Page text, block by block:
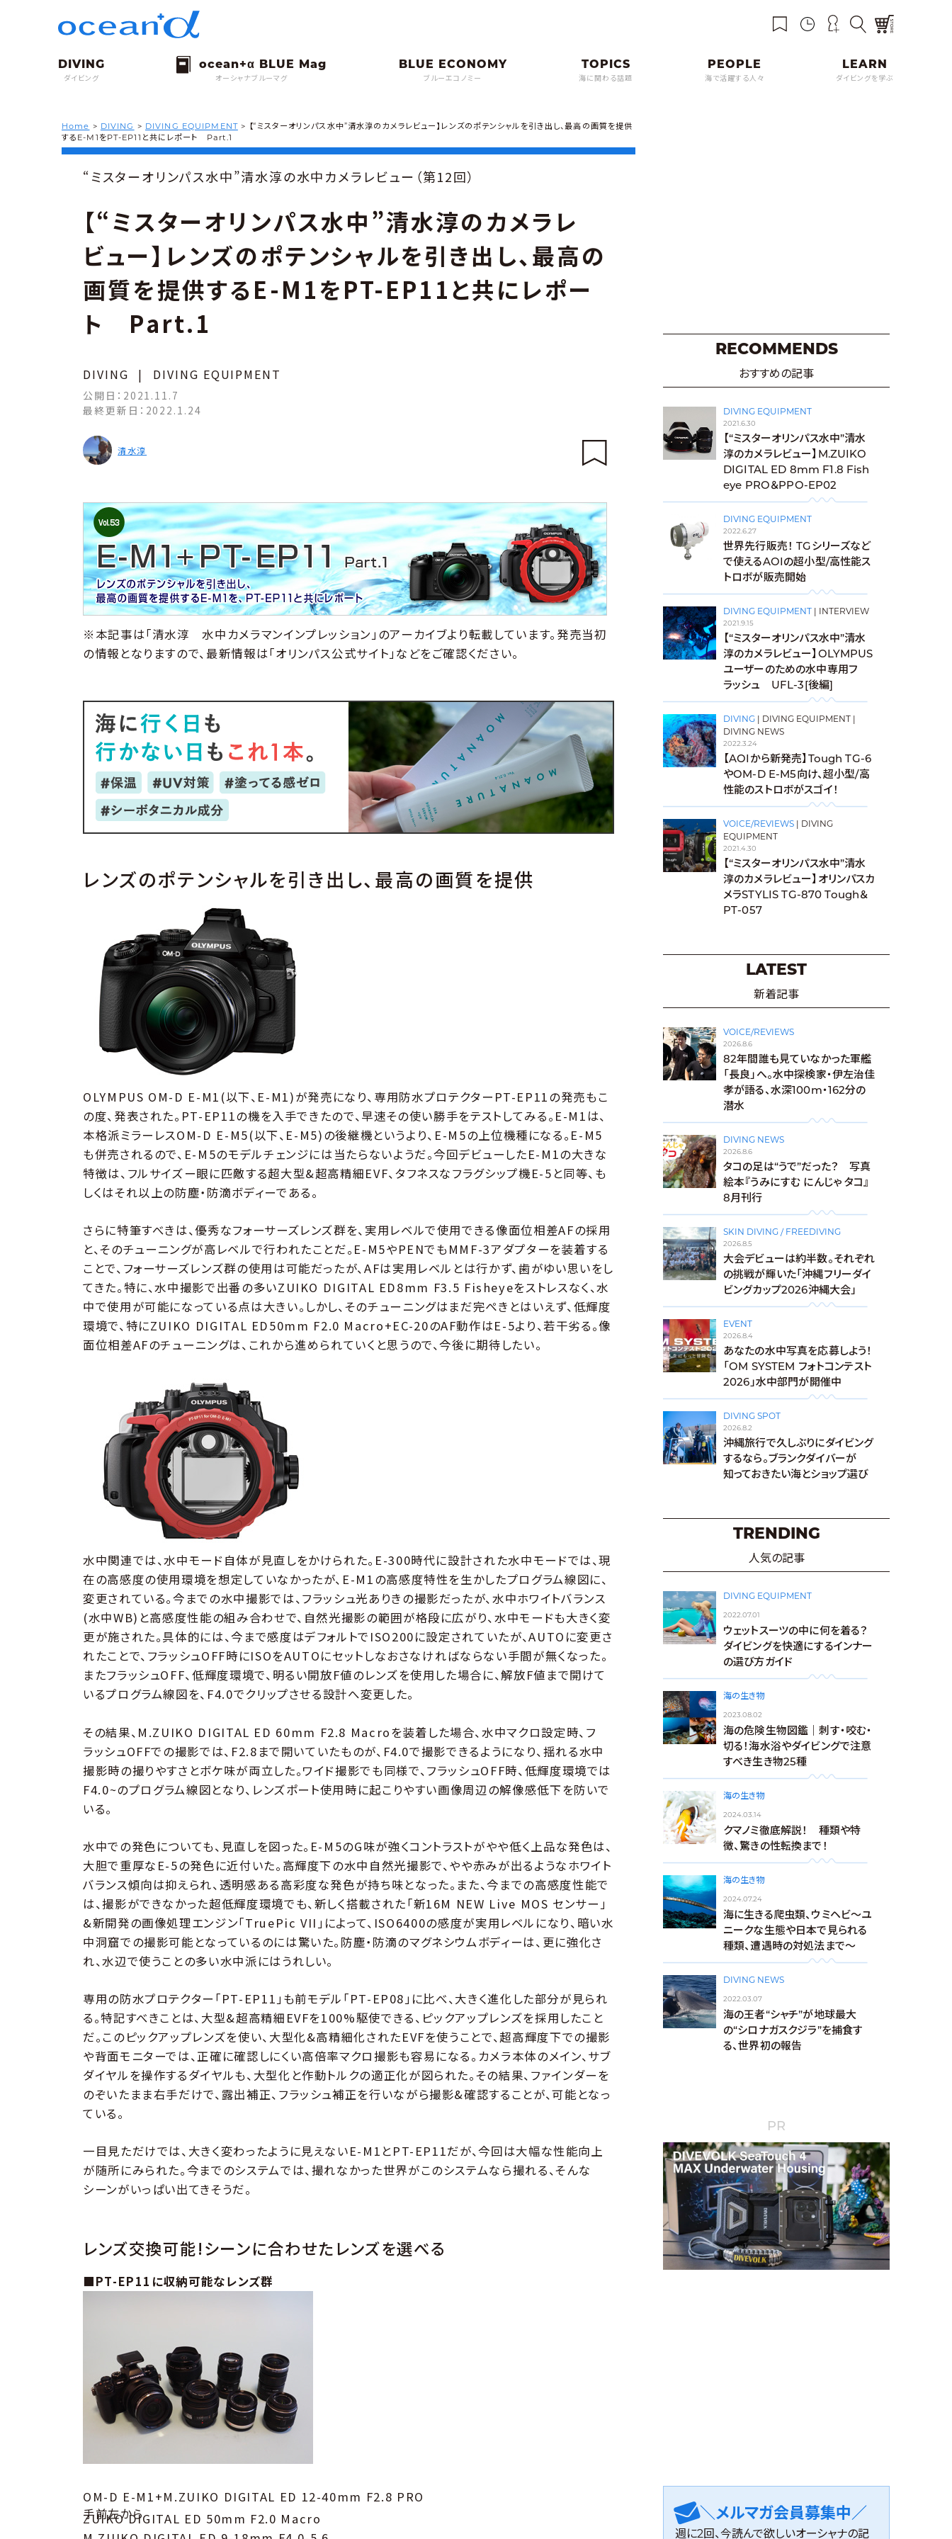
ダイビング オーシャナブルーマグ ブルーエコノミー 海に関わる話題 海で活躍する人々 ダイビングを学ぶ
Home > DIVING > DIVING EQUIPMENT>
【“ミスターオリンパス水中”清水淳のカメラレビュー】レンズのポテンシャルを引き出し、最高の画質を提供
するE-M1をPT-EP11と共にレポート Part.1
“ミスターオリンパス水中”清水淳の水中カメラレビュー（第12回）
【“ミスターオリンパス水中”清水淳のカメラレ
ビュー】レンズのポテンシャルを引き出し、最高の
画質を提供するE-M1をPT-EP11と共にレポー
ト Part.1
DIVING | DIVING EQUIPMENT
公開日： 2021.11.7
最終更新日： 2022.1.24
清水淳
※本記事は「清水淳 水中カメラマンインプレッション」のアーカイブより転載しています。発売当初
の情報となりますので、最新情報は「オリンパス公式サイト」などをご確認ください。
レンズのポテンシャルを引き出し、最高の画質を提供
OLYMPUS OM-D E-M1(以下、E-M1)が発売になり、専用防水プロテクターPT-EP11の発売もこ
の度、発表された。PT-EP11の機を入手できたので、早速その使い勝手をテストしてみる。E-M1は、
本格派ミラーレスOM-D E-M5(以下、E-M5)の後継機というより、E-M5の上位機種になる。E-M5
も併売されるので、E-M5のモデルチェンジには当たらないようだ。今回デビューしたE-M1の大きな
特徴は、フルサイズー眼に匹敵する超大型&超高精細EVF、タフネスなフラグシップ機E-5と同等、も
しくはそれ以上の防塵・防滴ボディーである。
さらに特筆すべきは、優秀なフォーサーズレンズ群を、実用レベルで使用できる像面位相差AFの採用
と、そのチューニングが高レベルで行われたことだ。E-M5やPENでもMMF-3アダプターを装着する
ことで、フォーサーズレンズ群の使用は可能だったが、AFは実用レベルとは行かず、歯がゆい思いをし
てきた。特に、水中撮影で出番の多いZUIKO DIGITAL ED8mm F3.5 Fisheyeをストレスなく、水
中で使用が可能になっている点は大きい。しかし、そのチューニングはまだ完ぺきとはいえず、低輝度
環境で、特にZUIKO DIGITAL ED50mm F2.0 Macro+EC-20のAF動作はE-5より、若干劣る。像
面位相差AFのチューニングは、これから進められていくと思うので、今後に期待したい。
水中関連では、水中モード自体が見直しをかけられた。E-300時代に設計された水中モードでは、現
在の高感度の使用環境を想定していなかったが、E-M1の高感度特性を生かしたプログラム線図に、
変更されている。今までの水中撮影では、フラッシュ光ありきの撮影だったが、水中ホワイトバランス
(水中WB)と高感度性能の組み合わせで、自然光撮影の範囲が格段に広がり、水中モードも大きく変
更が施された。具体的には、今まで感度はデフォルトでISO200に設定されていたが、AUTOに変更さ
れたことで、フラッシュOFF時にISOをAUTOにセットしなおさなければならない手間が無くなった。
またフラッシュOFF、低輝度環境で、明るい開放F値のレンズを使用した場合に、解放F値まで開けて
いるプログラム線図を、F4.0でクリップさせる設計へ変更した。
その結果、M.ZUIKO DIGITAL ED 60mm F2.8 Macroを装着した場合、水中マクロ設定時、フ
ラッシュOFFでの撮影では、F2.8まで開いていたものが、F4.0で撮影できるようになり、揺れる水中
撮影時の撮りやすさとボケ味が両立した。ワイド撮影でも同様で、フラッシュOFF時、低輝度環境では
F4.0~のプログラム線図となり、レンズポート使用時に起こりやすい画像周辺の解像感低下を防いで
いる。
水中での発色についても、見直しを図った。E-M5のG味が強くコントラストがやや低く上品な発色は、
大胆で重厚なE-5の発色に近付いた。高輝度下の水中自然光撮影で、やや赤みが出るようなホワイト
バランス傾向は抑えられ、透明感ある高彩度な発色が持ち味となった。また、今までの高感度性能で
は、撮影ができなかった超低輝度環境でも、新しく搭載された「新16M NEW Live MOS センサー」
&新開発の画像処理エンジン「TruePic VII」によって、ISO6400の感度が実用レベルになり、暗い水
中洞窟での撮影可能となっているのには驚いた。防塵・防滴のマグネシウムボディーは、更に強化さ
れ、水辺で使うことの多い水中派にはうれしい。
専用の防水プロテクター「PT-EP11」も前モデル「PT-EP08」に比べ、大きく進化した部分が見られ
る。特記すべきことは、大型&超高精細EVFを100%駆使できる、ピックアップレンズを採用したこと
だ。このピックアップレンズを使い、大型化&高精細化されたEVFを使うことで、超高輝度下での撮影
や背面モニターでは、正確に確認しにくい高倍率マクロ撮影も容易になる。カメラ本体のメイン、サブ
ダイヤルを操作するダイヤルも、大型化と作動トルクの適正化が図られた。その結果、ファインダーを
のぞいたまま右手だけで、露出補正、フラッシュ補正を行いながら撮影&確認することが、可能となっ
ている。
一目見ただけでは、大きく変わったように見えないE-M1とPT-EP11だが、今回は大幅な性能向上
が随所にみられた。今までのシステムでは、撮れなかった世界がこのシステムなら撮れる、そんな
シーンがいっぱい出てきそうだ。
レンズ交換可能!シーンに合わせたレンズを選べる
■PT-EP11に収納可能なレンズ群
OM-D E-M1+M.ZUIKO DIGITAL ED 12-40mm F2.8 PRO
手前左から
ZUIKO DIGITAL ED 50mm F2.0 Macro
RECOMMENDS
おすすめの記事
DIVING EQUIPMENT
2021.6.30
【“ミスターオリンパス水中”清水
淳のカメラレビュー】M.ZUIKO
DIGITAL ED 8mm F1.8 Fish
eye PRO＆PPO-EP02
DIVING EQUIPMENT
2022.6.27
世界先行販売！ TGシリーズなど
で使えるAOIの超小型/高性能ス
トロボが販売開始
DIVING EQUIPMENT | INTERVIEW
2021.9.15
【“ミスターオリンパス水中”清水
淳のカメラレビュー】OLYMPUS
ユーザーのための水中専用フ
ラッシュ UFL-3[後編]
DIVING | DIVING EQUIPMENT |
DIVING NEWS
2022.3.24
【AOIから新発売】Tough TG-6
やOM-D E-M5向け、超小型/高
性能のストロボがスゴイ！
VOICE/REVIEWS | DIVING
EQUIPMENT
2021.4.30
【“ミスターオリンパス水中”清水
淳のカメラレビュー】オリンパスカ
メラSTYLIS TG-870 Tough＆
PT-057
LATEST
新着記事
VOICE/REVIEWS
2026.8.6
82年間誰も見ていなかった軍艦
「長良」へ。水中探検家・伊左治佳
孝が語る、水深100m・162分の
潜水
DIVING NEWS
2026.8.6
タコの足は“うで”だった？ 写真
絵本『うみにすむ にんじゃ タコ』
8月刊行
SKIN DIVING / FREEDIVING
2026.8.5
大会デビューは約半数。それぞれ
の挑戦が輝いた「沖縄フリーダイ
ビングカップ2026沖縄大会」
EVENT
2026.8.4
あなたの水中写真を応募しよう！
「OM SYSTEM フォトコンテスト
2026」水中部門が開催中
DIVING SPOT
2026.8.2
沖縄旅行で久しぶりにダイビング
するなら。ブランクダイバーが
知っておきたい海とショップ選び
TRENDING
人気の記事
DIVING EQUIPMENT
2022.07.01
ウェットスーツの中に何を着る？
ダイビングを快適にするインナー
の選び方ガイド
海の生き物
2023.08.02
海の危険生物図鑑｜刺す・咬む・
切る！海水浴やダイビングで注意
すべき生き物25種
海の生き物
2024.03.14
クマノミ徹底解説！ 種類や特
徴、驚きの性転換まで！
海の生き物
2024.07.24
海に生きる爬虫類、ウミヘビ～ユ
ニークな生態や日本で見られる
種類、遭遇時の対処法まで～
DIVING NEWS
2022.03.07
海の王者“シャチ”が地球最大
の“シロナガスクジラ”を捕食す
る、世界初の報告
PR
＼メルマガ会員募集中／
週に2回、今読んで欲しいオーシャナの記